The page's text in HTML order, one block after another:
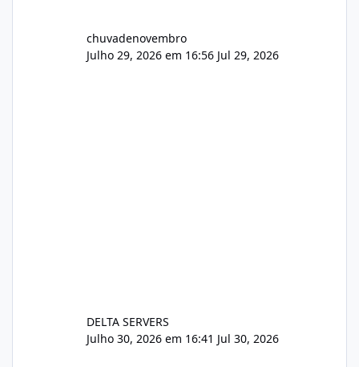
chuvadenovembro
Julho 29, 2026 em 16:56 Jul 29, 2026
DELTA SERVERS
Julho 30, 2026 em 16:41 Jul 30, 2026